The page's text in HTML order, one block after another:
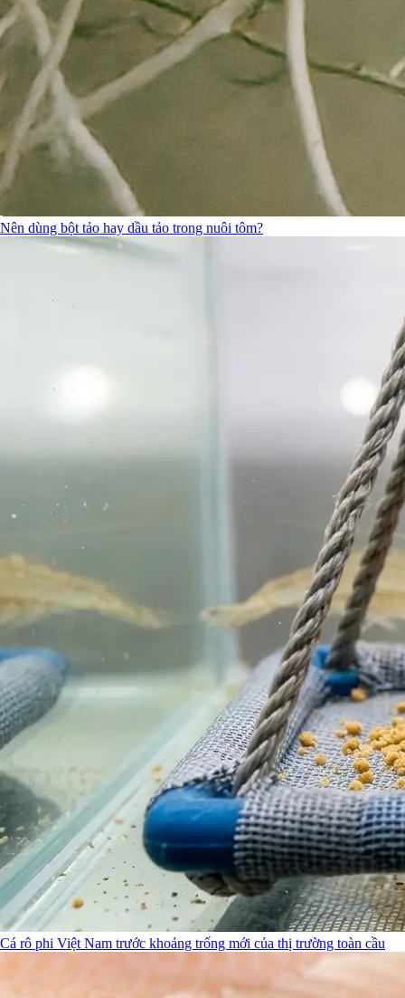
Nên dùng bột tảo hay dầu tảo trong nuôi tôm?
Cá rô phi Việt Nam trước khoảng trống mới của thị trường toàn cầu